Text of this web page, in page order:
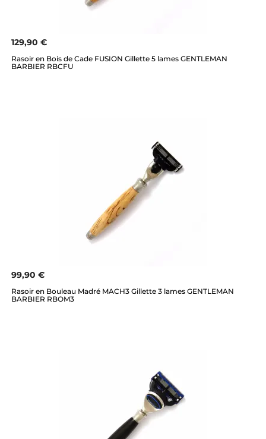
129,90 €
Rasoir en Bois de Cade FUSION Gillette 5 lames GENTLEMAN
BARBIER RBCFU
99,90 €
Rasoir en Bouleau Madré MACH3 Gillette 3 lames GENTLEMAN
BARBIER RBOM3